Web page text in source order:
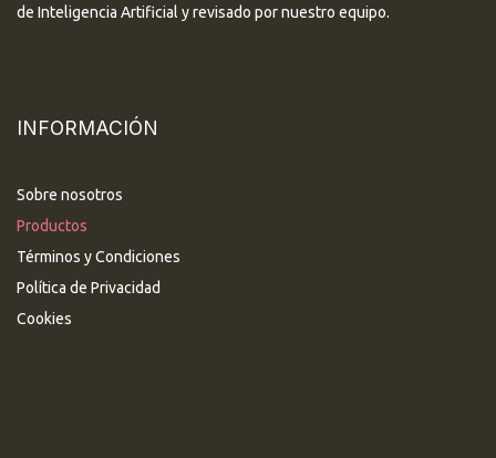
de Inteligencia Artificial y revisado por nuestro equipo.
INFORMACIÓN
Sobre nosotros
Productos
Términos y Condiciones
Política de Privacidad
Cookies